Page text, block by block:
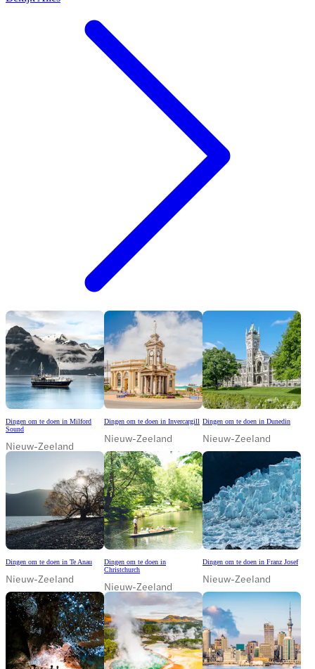
Dingen om te doen in Milford
Sound
Nieuw-Zeeland
Dingen om te doen in Invercargill
Nieuw-Zeeland
Dingen om te doen in Dunedin
Nieuw-Zeeland
Dingen om te doen in Te Anau
Nieuw-Zeeland
Dingen om te doen in
Christchurch
Nieuw-Zeeland
Dingen om te doen in Franz Josef
Nieuw-Zeeland